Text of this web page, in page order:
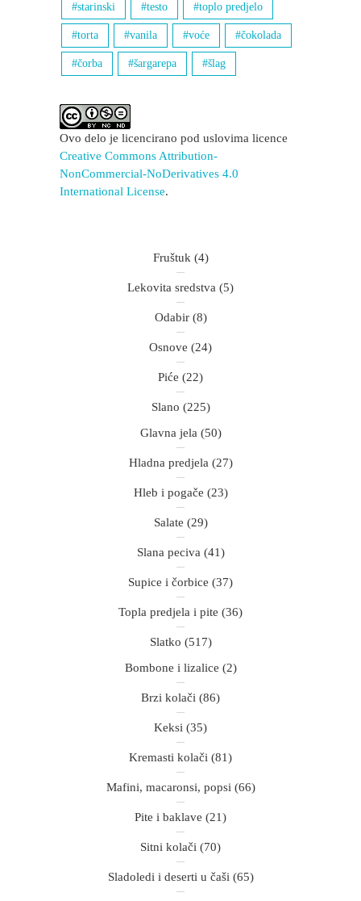
starinski testo toplo predjelo
torta vanila voće čokolada
čorba šargarepa šlag
Ovo delo je licencirano pod uslovima licence
Creative Commons Attribution-
NonCommercial-NoDerivatives 4.0
International License.
Fruštuk (4)
Lekovita sredstva (5)
Odabir(8)
Osnove (24)
Piće (22)
Slano (225)
Glavna jela (50)
Hladna predjela (27)
Hleb i pogače (23)
Salate (29)
Slana peciva (41)
Supice i čorbice (37)
Topla predjela i pite (36)
Slatko (517)
Bombone i lizalice (2)
Brzi kolači (86)
Keksi (35)
Kremasti kolači (81)
Mafini, macaronsi, popsi (66)
Pite i baklave (21)
Sitni kolači (70)
Sladoledi i deserti u čaši (65)